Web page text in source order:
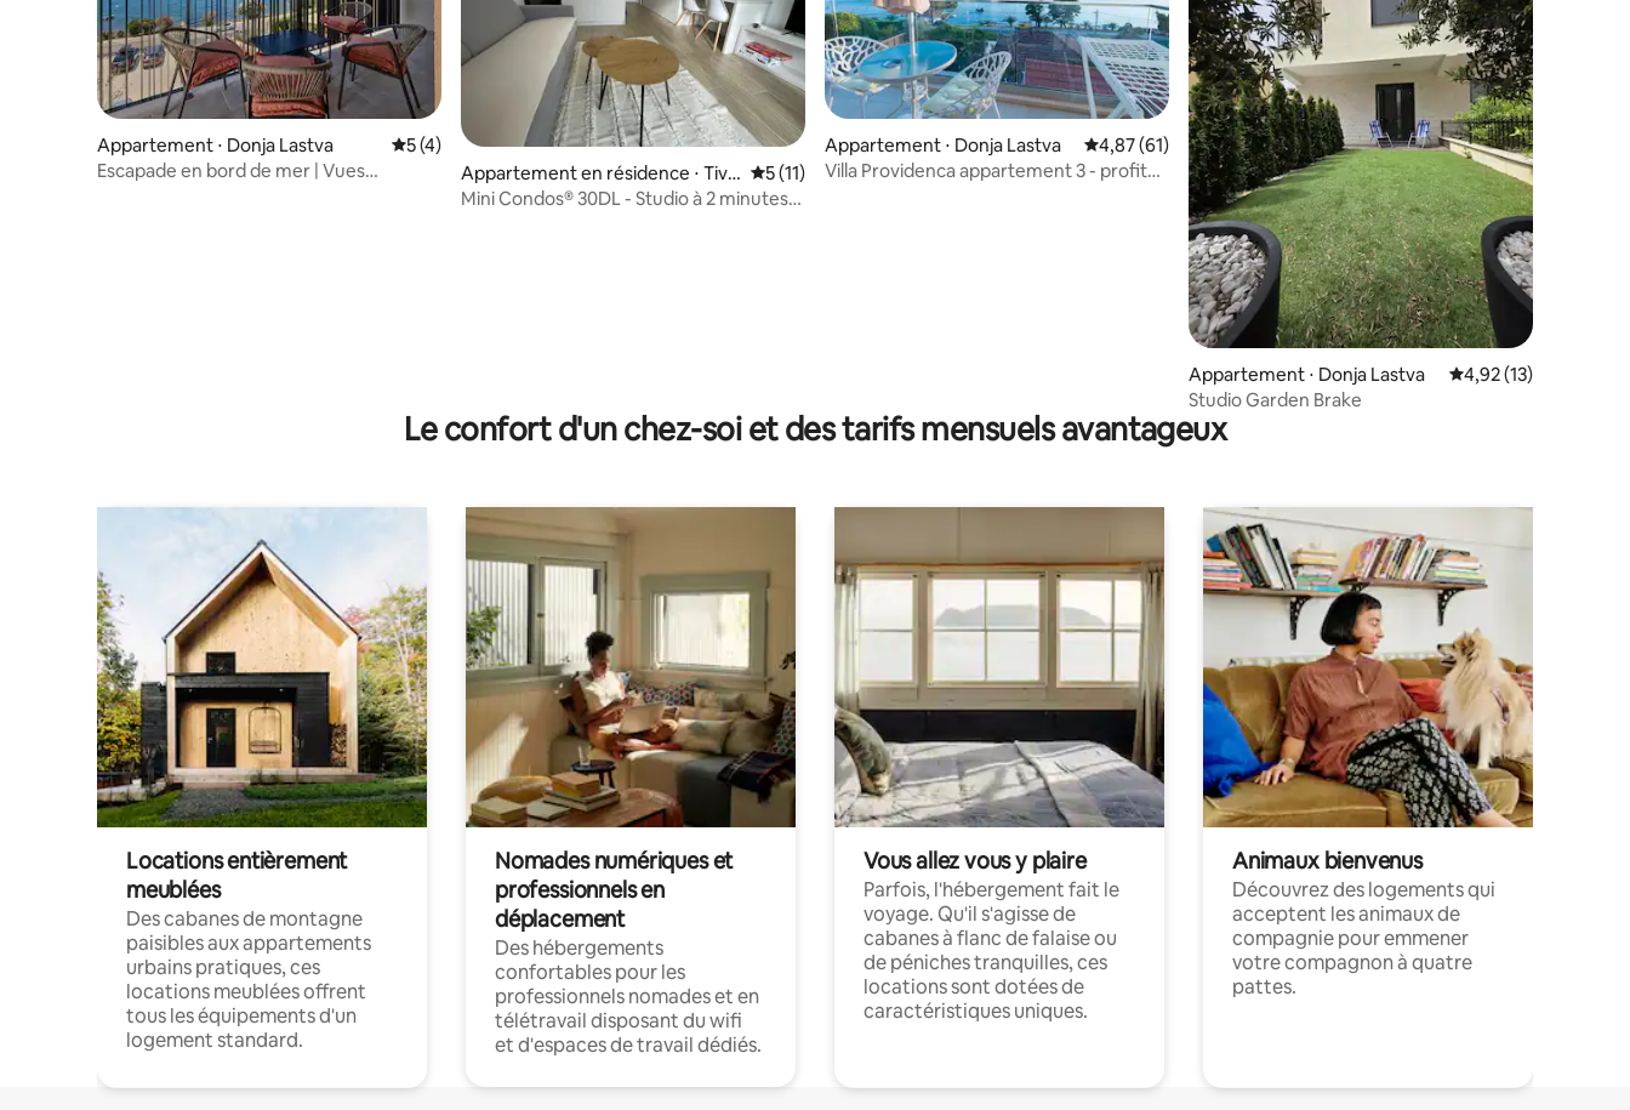
Appartement ⋅ Donja Lastva Évaluation moyenne sur la base de 4 commentaires : 5 sur 5
5 (4)
Escapade en bord de mer | Vues
Appartement en résidence ⋅ Tiva
t
Évaluation moyenne sur la base de 11 commentaires : 5 sur 5
5 (11)
Mini Condos® 30DL - Studio à 2 minutes
Appartement ⋅ Donja Lastva Évaluation moyenne sur la base de 61 commentaires : 4,87 sur 5
4,87 (61)
Villa Providenca appartement 3 - profitez
Appartement ⋅ Donja Lastva Évaluation moyenne
4,92 (13)
Studio Garden Brake
Le confort d'un chez-soi et des tarifs mensuels avantageux
Locations entièrement
meublées
Des cabanes de montagne
paisibles aux appartements
urbains pratiques, ces
locations meublées offrent
tous les équipements d'un
logement standard.
Nomades numériques et
professionnels en
déplacement
Des hébergements
confortables pour les
professionnels nomades et en
télétravail disposant du wifi
et d'espaces de travail dédiés.
Vous allez vous y plaire
Parfois, l'hébergement fait le
voyage. Qu'il s'agisse de
cabanes à flanc de falaise ou
de péniches tranquilles, ces
locations sont dotées de
caractéristiques uniques.
Animaux bienvenus
Découvrez des logements qui
acceptent les animaux de
compagnie pour emmener
votre compagnon à quatre
pattes.